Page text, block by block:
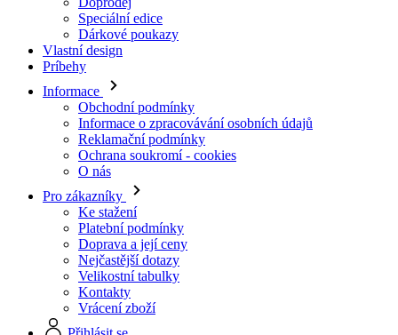
Informace
Obchodní podmínky
Informace o zpracovávání osobních údajů
Reklamační podmínky
Ochrana soukromí - cookies
O nás
Pro zákazníky
Ke stažení
Platební podmínky
Doprava a její ceny
Nejčastější dotazy
Velikostní tabulky
Kontakty
Vrácení zboží
Přihlásit se